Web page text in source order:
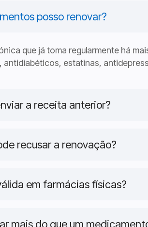
posso renovar?
que já toma regularmente há
antidiabéticos, estatinas,
a receita anterior?
recusar a renovação?
em farmácias físicas?
mais do que um